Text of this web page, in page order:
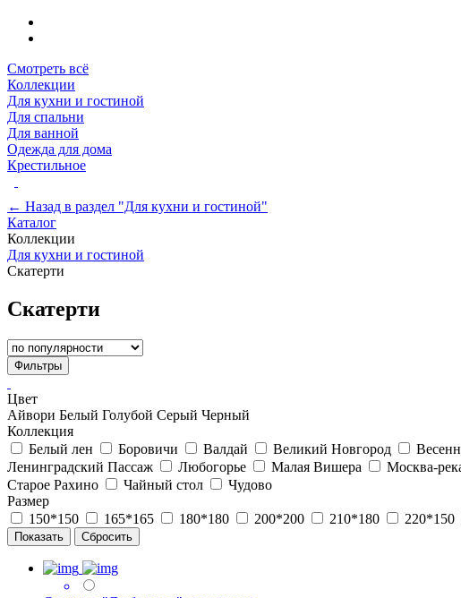
Смотреть всё
Коллекции
Для кухни и гостиной
Для спальни
Для ванной
Одежда для дома
Крестильное
← Назад в раздел "Для кухни и гостиной"
Каталог
Коллекции
Для кухни и гостиной
Скатерти
Скатерти
Фильтры
Цвет
Айвори Белый Голубой Серый Черный
Коллекция
Белый лен
Боровичи Валдай Великий Новгород
Ленинградский Пассаж
Любогорье Малая Вишера Москва-
Старое Рахино
Чайный стол
Чудово
Размер
150*150
165*165 180*180 200*200 210*180 220*150